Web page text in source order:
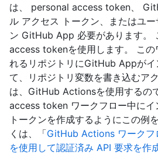
は、 personal access token、
ル アクセス トークン、またはユ
ン GitHub App 必要があります。
access tokenを使用します。 この
れるリポジトリにGitHub Appがイ
て、リポジトリ変数を書き込むア
は、GitHub Actionsを使用するの
access token ワークフロー中にイ
トークンを作成するようにこの例
くは、「GitHub Actions ワークフ
を使用して認証済み API 要求を作